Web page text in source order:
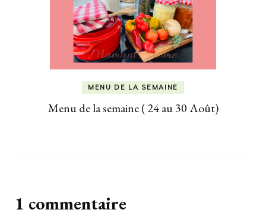
MENU DE LA SEMAINE
Menu de la semaine ( 24 au 30 Août)
1 commentaire